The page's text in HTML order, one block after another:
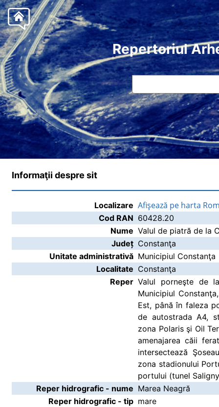
Repertoriul
Informaţii despre sit
Localizare Afişează pe harta
Cod RAN 60428.20
Nume Valul de piatră de la
Județ Constanţa
Unitate administrativă Municipiul Constanţa
Localitate Constanţa
Reper Valul porneşte de
Municipiul
Est, până în faleza
de autostrada A4,
zona Polaris şi Oil
amenajarea căii
intersectează
zona stadionului
portului (tunel
Reper hidrografic - nume Marea Neagră
Reper hidrografic - tip mare